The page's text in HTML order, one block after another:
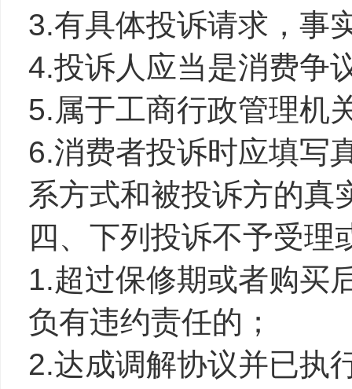
3.有具体投诉请求，事
4.投诉人应当是消费争
5.属于工商行政管理机
6.消费者投诉时应填写
系方式和被投诉方的真
四、下列投诉不予受理
1.超过保修期或者购买
负有违约责任的；
2.达成调解协议并已执